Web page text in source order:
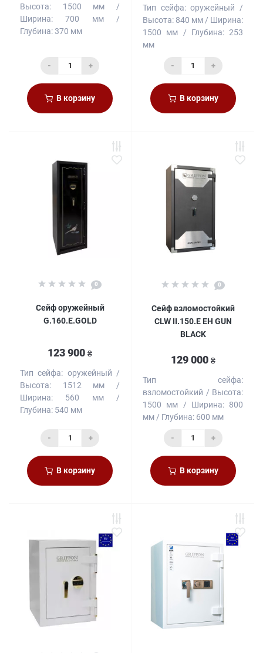
Высота:
1500 мм
Ширина:
700 мм
Глубина:370 мм
- +
В корзину
Тип сейфа: оружейный
Высота: 840 мм
Ширина:
1500 мм
Глубина: 253
мм
- +
В корзину
0
Сейф оружейный
G.160.E.GOLD
123 900 ₴
Тип сейфа: оружейный
Высота:
1512 мм
Ширина:
560 мм
Глубина: 540 мм
- +
В корзину
0
Сейф взломостойкий
CLW II.150.E EH GUN
BLACK
129 000 ₴
Тип сейфа:
взломостойкий
Высота:
1500 мм
Ширина: 800
мм
Глубина: 600 мм
- +
В корзину